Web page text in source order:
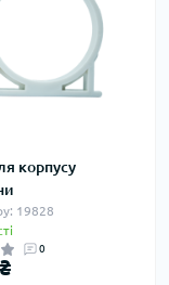
корпусу
19828
0